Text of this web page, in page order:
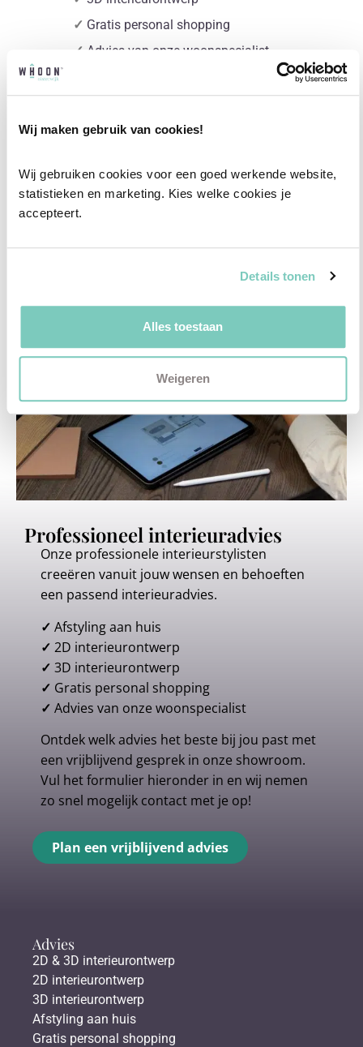
Wij maken gebruik van cookies!
Wij gebruiken cookies voor een goed werkende website,
statistieken en marketing. Kies welke cookies je
accepteert.
Details tonen
Alles toestaan
Weigeren
✓ Gratis personal shopping
✓ Advies van onze woonspecialist
Ontdek welk advies het beste bij jou past met
Vul het formulier hieronder in en wij nemen zo
snel mogelijk contact met je op!
Plan een vrijblijvend advies
Professioneel interieuradvies
Onze professionele interieurstylisten
creeëren vanuit jouw wensen en behoeften
een passend interieuradvies.
✓ Afstyling aan huis
✓ 2D interieurontwerp
✓ 3D interieurontwerp
✓ Gratis personal shopping
✓ Advies van onze woonspecialist
Ontdek welk advies het beste bij jou past met
een vrijblijvend gesprek in onze showroom.
Vul het formulier hieronder in en wij nemen
zo snel mogelijk contact met je op!
Plan een vrijblijvend advies
Advies
2D & 3D interieurontwerp
2D interieurontwerp
3D interieurontwerp
Afstyling aan huis
Gratis personal shopping